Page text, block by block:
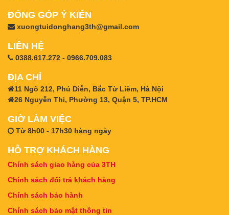
ĐÓNG GÓP Ý KIẾN
xuongtuidonghang3th@gmail.com
LIÊN HỆ
0388.617.272 - 0966.709.083
ĐỊA CHỈ
11 Ngõ 212, Phú Diễn, Bắc Từ Liêm, Hà Nội
26 Nguyễn Thi, Phường 13, Quận 5, TP.HCM
GIỜ LÀM VIỆC
Từ 8h00 - 17h30 hàng ngày
HỖ TRỢ KHÁCH HÀNG
Chính sách giao hàng của 3TH
Chính sách đổi trả khách hàng
Chính sách bảo hành
Chính sách bảo mật thông tin